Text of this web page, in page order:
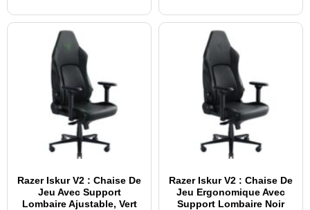
Razer Iskur V2 : Chaise De
Jeu Avec Support
Lombaire Ajustable, Vert
Razer Iskur V2 : Chaise De
Jeu Ergonomique Avec
Support Lombaire Noir